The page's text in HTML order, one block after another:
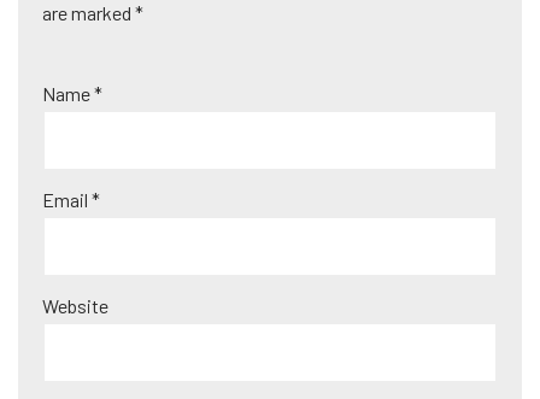
are marked *
Name*
Email *
Website
lt
v